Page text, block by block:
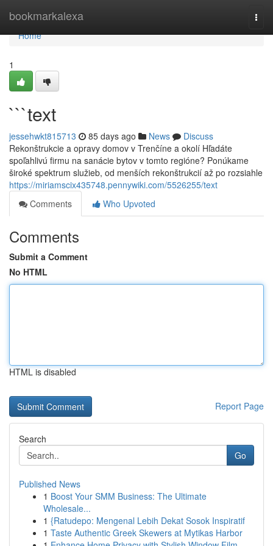
bookmarkalexa
Home
Home
1
```text
jessehwkt815713 85 days ago News
Discuss
Rekonštrukcie a opravy domov v Trenčíne a okolí Hľadáte
spoľahlivú firmu na sanácie bytov v tomto regióne? Ponúkame
široké spektrum služieb, od menších rekonštrukcií až po rozsiahle
https://miriamscix435748.pennywiki.com/5526255/text
Comments
Who Upvoted
Comments
Submit a Comment
No HTML
HTML is disabled
Report Page
Search
Go
Published News
1 Boost Your SMM Business: The Ultimate
Wholesale...
1 {Ratudepo: Mengenal Lebih Dekat Sosok Inspiratif
1 Taste Authentic Greek Skewers at Mytikas Harbor